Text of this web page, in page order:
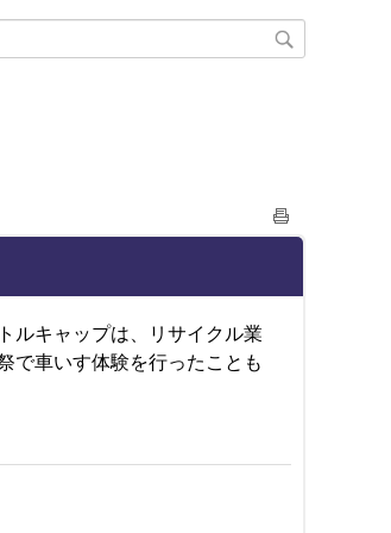
ルキャップは、リサイクル業
で車いす体験を行ったことも